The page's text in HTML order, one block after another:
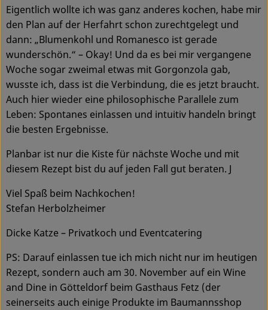
Blog & Aktuelles
Service
Eigentlich wollte ich was ganz anderes kochen, habe mir
den Plan auf der Herfahrt schon zurechtgelegt und
dann: „Blumenkohl und Romanesco ist gerade
wunderschön.“ – Okay! Und da es bei mir vergangene
Woche sogar zweimal etwas mit Gorgonzola gab,
wusste ich, dass ist die Verbindung, die es jetzt braucht.
Auch hier wieder eine philosophische Parallele zum
Leben: Spontanes einlassen und intuitiv handeln bringt
die besten Ergebnisse.
Planbar ist nur die Kiste für nächste Woche und mit
diesem Rezept bist du auf jeden Fall gut beraten. J
Viel Spaß beim Nachkochen!
Stefan Herbolzheimer
Dicke Katze – Privatkoch und Eventcatering
PS: Darauf einlassen tue ich mich nicht nur im heutigen
Rezept, sondern auch am 30. November auf ein Wine
and Dine in Götteldorf beim Gasthaus Fetz (der
seinerseits auch einige Produkte im Baumannsshop